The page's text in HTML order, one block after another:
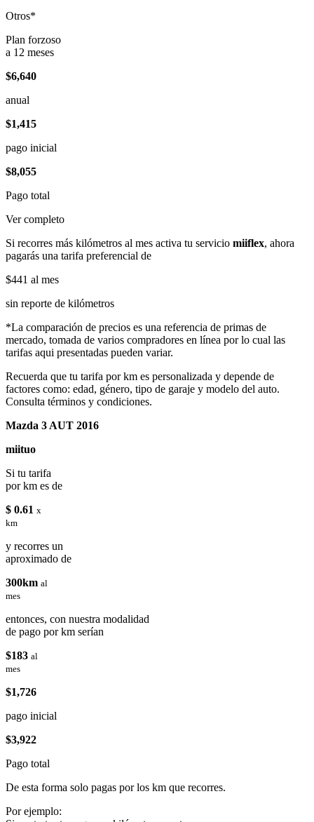
Otros*
Plan forzoso
a 12 meses
$6,640
anual
$1,415
pago inicial
$8,055
Pago total
Ver completo
Si recorres más kilómetros al mes activa tu servicio miiflex, ahora
pagarás una tarifa preferencial de
$441 al mes
sin reporte de kilómetros
*La comparación de precios es una referencia de primas de
mercado, tomada de varios compradores en línea por lo cual las
tarifas aqui presentadas pueden variar.
Recuerda que tu tarifa por km es personalizada y depende de
factores como: edad, género, tipo de garaje y modelo del auto.
Consulta términos y condiciones.
Mazda 3 AUT 2016
miituo
Si tu tarifa
por km es de
$ 0.61 x
km
y recorres un
aproximado de
300km al
mes
entonces, con nuestra modalidad
de pago por km serían
$183 al
mes
$1,726
pago inicial
$3,922
Pago total
De esta forma solo pagas por los km que recorres.
Por ejemplo: